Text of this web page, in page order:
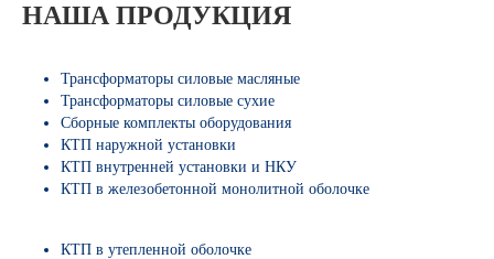
НАША ПРОДУКЦИЯ
Трансформаторы силовые масляные
Трансформаторы силовые сухие
Сборные комплекты оборудования
КТП наружной установки
КТП внутренней установки и НКУ
КТП в железобетонной монолитной оболочке
КТП в утепленной оболочке